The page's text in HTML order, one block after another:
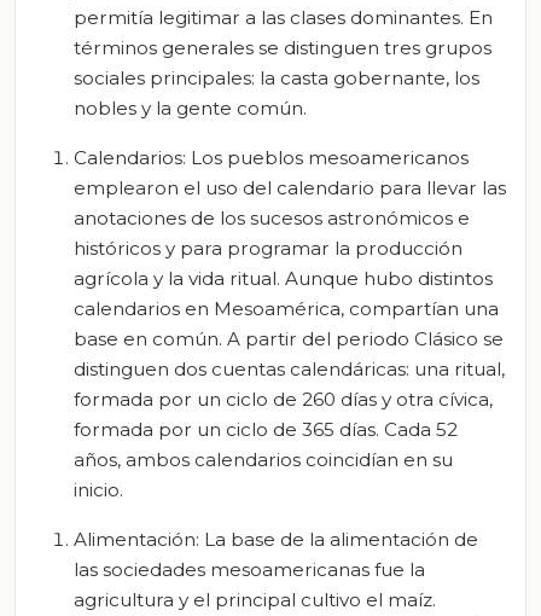
permitía legitimar a las clases dominantes. En
términos generales se distinguen tres grupos
sociales principales: la casta gobernante, los
nobles y la gente común.
Calendarios: Los pueblos mesoamericanos
emplearon el uso del calendario para llevar las
anotaciones de los sucesos astronómicos e
históricos y para programar la producción
agrícola y la vida ritual. Aunque hubo distintos
calendarios en Mesoamérica, compartían una
base en común. A partir del periodo Clásico se
distinguen dos cuentas calendáricas: una ritual,
formada por un ciclo de 260 días y otra cívica,
formada por un ciclo de 365 días. Cada 52
años, ambos calendarios coincidían en su
inicio.
Alimentación: La base de la alimentación de
las sociedades mesoamericanas fue la
agricultura y el principal cultivo el maíz.